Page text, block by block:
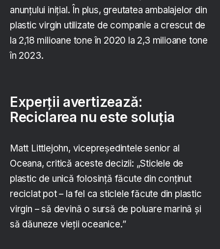
anunțului inițial. În plus, greutatea ambalajelor din
plastic virgin utilizate de companie a crescut de
la 2,18 milioane tone în 2020 la 2,3 milioane tone
în 2023.
Experții avertizează:
Reciclarea nu este soluția
Matt Littlejohn, vicepreședintele senior al
Oceana, critică aceste decizii: „Sticlele de
plastic de unică folosință făcute din conținut
reciclat pot – la fel ca sticlele făcute din plastic
virgin – să devină o sursă de poluare marină și
să dăuneze vieții oceanice.”